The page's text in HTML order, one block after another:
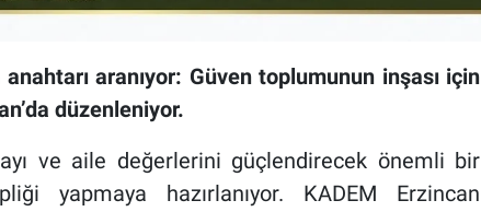
aranıyor: Güven toplumunun inşası için
düzenleniyor.
ve aile değerlerini güçlendirecek önemli bir
yapmaya hazırlanıyor. KADEM Erzincan